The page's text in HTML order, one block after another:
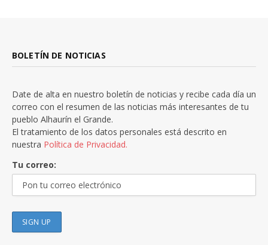
BOLETÍN DE NOTICIAS
Date de alta en nuestro boletín de noticias y recibe cada día un
correo con el resumen de las noticias más interesantes de tu
pueblo Alhaurín el Grande.
El tratamiento de los datos personales está descrito en
nuestra Política de Privacidad.
Tu correo: